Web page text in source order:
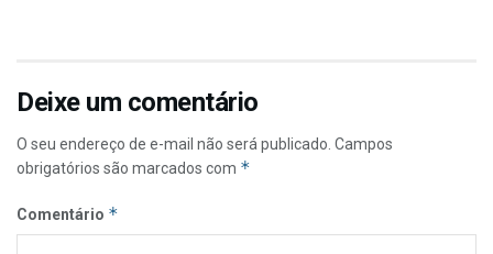
Deixe um comentário
O seu endereço de e-mail não será publicado. Campos
obrigatórios são marcados com *
Comentário *